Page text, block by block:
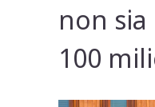
non
100